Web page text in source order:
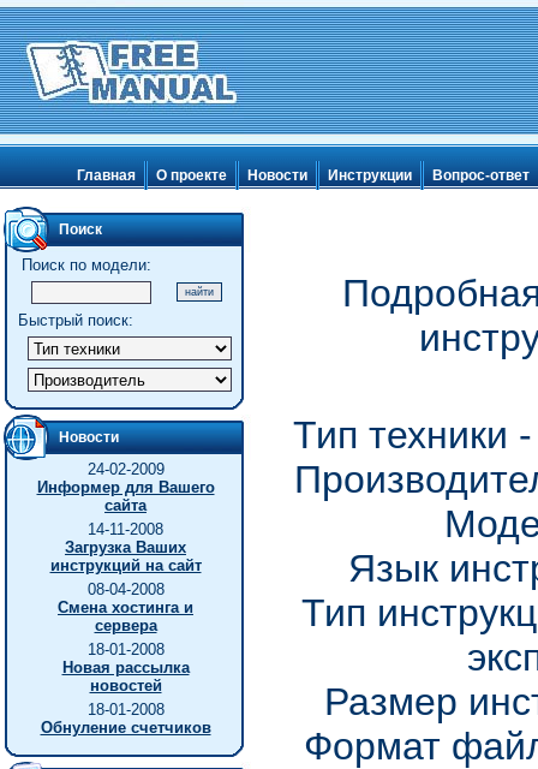
Главная О проекте Новости Инструкции Вопрос-ответ
Поиск
Поиск по модели:
Быстрый поиск:
Новости
24-02-2009
Информер для Вашего
сайта
14-11-2008
Загрузка Ваших
инструкций на сайт
08-04-2008
Смена хостинга и
сервера
18-01-2008
Новая рассылка
новостей
18-01-2008
Обнуление счетчиков
Тип
Язык
Тип
Размер
Формат